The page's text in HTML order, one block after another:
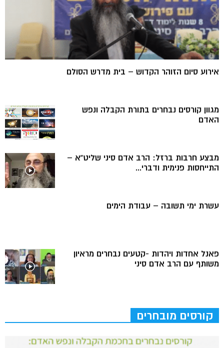
אירוע סיום הזוהר הקדוש – בית מדרש הסולם
מגוון קורסים נבחרים בתורת הקבלה ונפש
האדם
מבצע חרבות ברזל: הרב אדם סיני שליט”א –
התייחסות פנימית ודברי...
עשרת ימי תשובה – עבודת הימים
פאנל אחדות ויהדות -קטעים נבחרים מראיון
משותף עם הרב אדם סיני
קורסים מובחרים